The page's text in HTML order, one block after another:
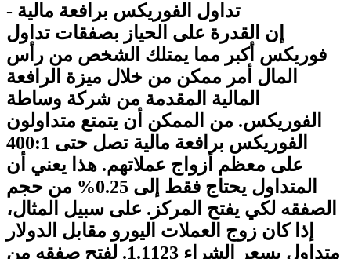
- تداول الفوريكس برافعة مالية
إن القدرة على الحياز بصفقات تداول
فوريكس أكبر مما يمتلك الشخص من رأس
المال أمر ممكن من خلال ميزة الرافعة
المالية المقدمة من شركة وساطة
الفوريكس. من الممكن أن يتمتع متداولون
الفوريكس برافعة مالية تصل حتى 400:1
على معظم أزواج عملاتهم. هذا يعني أن
المتداول يحتاج فقط إلى 0.25% من حجم
الصفقه لكي يفتح المركز. على سبيل المثال،
إذا كان زوج العملات اليورو مقابل الدولار
متداول بسعر الشراء 1.1123. لفتح صفقه من